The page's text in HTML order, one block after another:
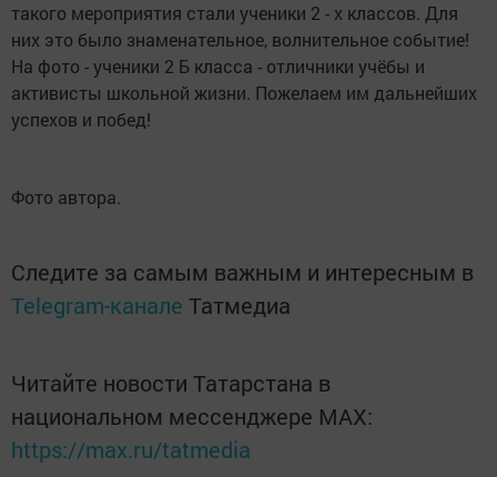
такого мероприятия стали ученики 2 - х классов. Для
них это было знаменательное, волнительное событие!
На фото - ученики 2 Б класса - отличники учёбы и
активисты школьной жизни. Пожелаем им дальнейших
успехов и побед!
Фото автора.
Следите за самым важным и интересным в
Telegram-канале Татмедиа
Читайте новости Татарстана в
национальном мессенджере MАХ:
https://max.ru/tatmedia